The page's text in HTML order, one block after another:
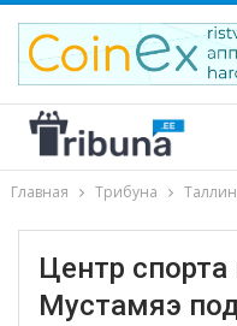
Главная Трибуна
Центр спорта
Мустамяэ